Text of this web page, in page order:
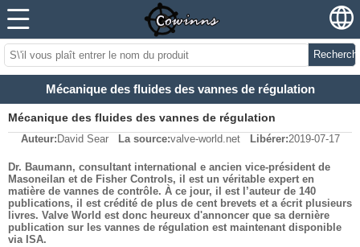
Mécanique des fluides des vannes de régulation
Mécanique des fluides des vannes de régulation
Auteur: David Sear La source:valve-world.net Libérer:2019-07-17
Dr. Baumann, consultant international e ancien vice-président de
Masoneilan et de Fisher Controls, il est un véritable expert en
matière de vannes de contrôle. À ce jour, il est l’auteur de 140
publications, il est crédité de plus de cent brevets et a écrit plusieurs
livres. Valve World est donc heureux d'annoncer que sa dernière
publication sur les vannes de régulation est maintenant disponible
via ISA.